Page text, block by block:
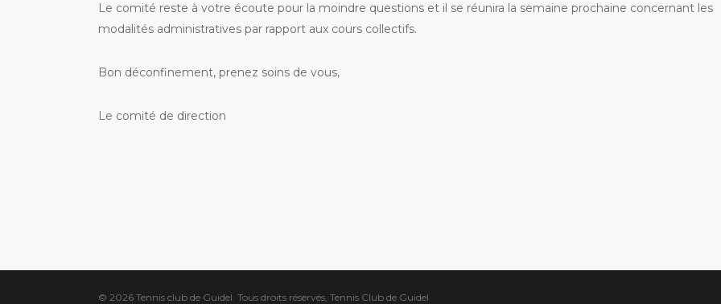
Le comité reste à votre écoute pour la moindre questions et il se réunira la semaine prochaine concernant les
modalités administratives par rapport aux cours collectifs.
Bon déconfinement, prenez soins de vous,
Le comité de direction
© 2026 Tennis club de Guidel. Tous droits réservés, Tennis Club de Guidel